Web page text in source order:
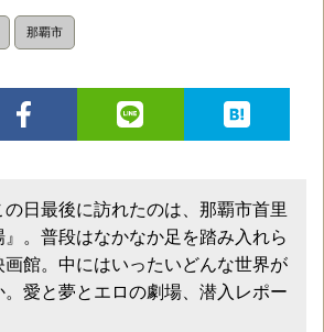
那覇市
日最後に訪れたのは、那覇市首里
。普段はなかなか足を踏み入れら
画館。中にはいったいどんな世界が
。愛と夢とエロの劇場、潜入レポー